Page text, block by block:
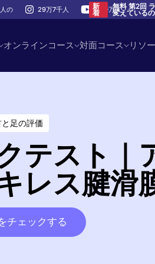
の 29万7千人 100万人
新
着
無料 第2回
変えている
オンラインコース 対面コース リソ
と足の評価
テスト｜
レス腱滑
チェックする